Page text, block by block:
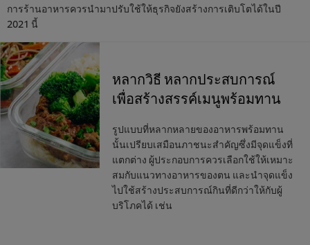
การร้านอาหารควรนำมาปรับใช้ให้ธุรกิจยังสร้างการเติบโตได้ในปี
2021 นี้
หลากวิธี หลากประสบการณ์
เพื่อสร้างสรรค์เมนูพร้อมทาน
รูปแบบที่หลากหลายของอาหารพร้อมทาน
นั้นเปรียบเสมือนภาชนะสำคัญซึ่งมีจุดแข็งที่
แตกต่าง ผู้ประกอบการควรเลือกใช้ให้เหมาะ
สมกับแนวทางอาหารของตน และนำจุดแข็ง
ไปใช้สร้างประสบการณ์กินที่ดีกว่าให้กับผู้
บริโภคได้ เช่น